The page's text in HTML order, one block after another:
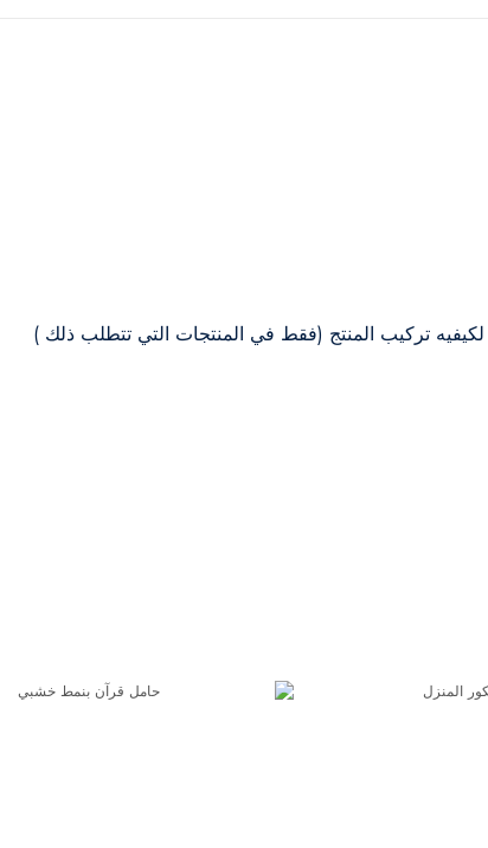
تركيب المنتج (فقط في المنتجات التي تتطلب ذلك )